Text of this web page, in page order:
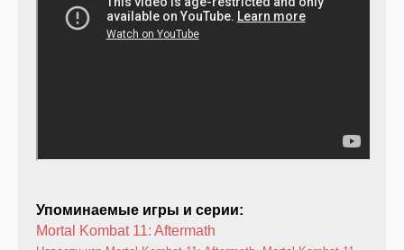
Упоминаемые игры и серии:
Mortal Kombat 11: Aftermath